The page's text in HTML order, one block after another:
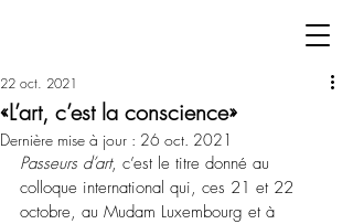
«L’art, c’est la conscience»
22 oct. 2021
Dernière mise à jour : 26 oct. 2021
Passeurs d’art, c’est le titre donné au
colloque international qui, ces 21 et 22
octobre, au Mudam Luxembourg et à